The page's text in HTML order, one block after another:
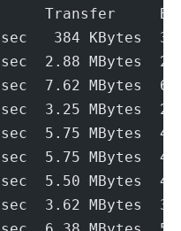
Transfer
384 KBytes
2.88 MBytes
7.62 MBytes
3.25 MBytes
5.75 MBytes
5.75 MBytes
5.50 MBytes
3.62 MBytes